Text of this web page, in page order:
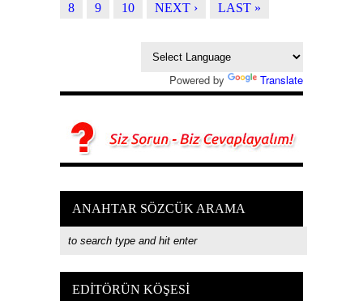
8
9 10 NEXT › LAST »
Powered by Translate
ANAHTAR SÖZCÜK ARAMA
EDİTÖRÜN KÖŞESİ